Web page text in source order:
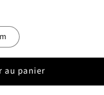
au panier